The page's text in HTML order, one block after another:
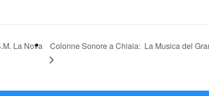
La Nova Colonne Sonore a Chiaia: La Musica del